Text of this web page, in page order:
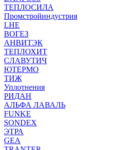
ТЕПЛОСИЛА
Промстройиндустрия
LHE
ВОГЕЗ
АНВИТЭК
ТЕПЛОХИТ
СЛАВУТИЧ
ЮТЕРМО
ТИЖ
Уплотнения
РИДАН
АЛЬФА ЛАВАЛЬ
FUNKE
SONDEX
ЭТРА
GEA